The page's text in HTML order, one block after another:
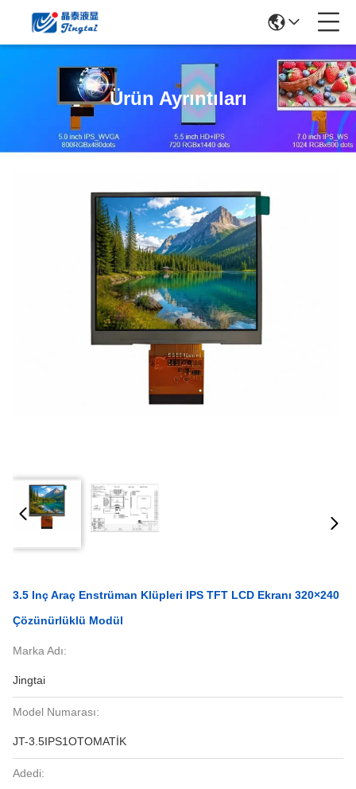
Ürün Ayrıntıları
3.5 Inç Araç Enstrüman Klüpleri IPS TFT LCD Ekranı 320×240
Çözünürlüklü Modül
Marka Adı:
Jingtai
Model Numarası:
JT-3.5IPS1OTOMATİK
Adedi: